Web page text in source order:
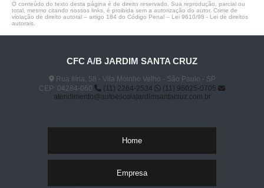
O conteúdo do texto desta página é de direito reservado. Sua reprodução, parcial ou
total, mesmo citando nossos links, é proibida sem a autorização do autor. Crime de
violação de direito autoral – artigo 184 do Código Penal – Lei 9610/98 - Lei de direitos
autorais
CFC A/B JARDIM SANTA CRUZ
Rua Ilíria, 58 - Vila Moinho Velho - São Paulo - SP
CEP: 04284-060
(11) 2264-2534
(11) 96025-0705
atendimento@autoescolajardimsantacruz.com.br
Home
Empresa